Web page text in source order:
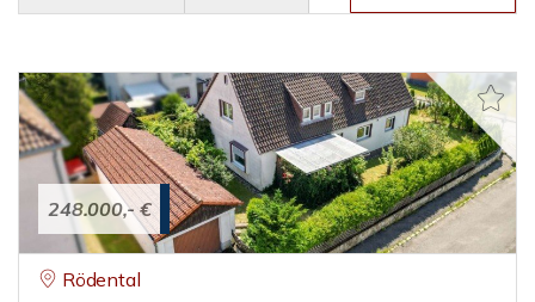
248.000,- €
Rödental